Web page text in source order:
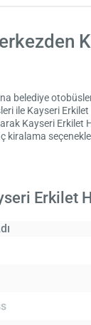
belediye
ile Kayseri
Kayseri Erkilet
kiralama
Erkilet